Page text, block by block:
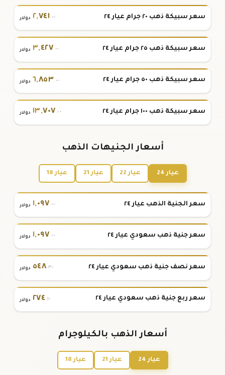
سعر سبيكة ذهب ٢٠ جرام عيار ٢٤ ٢,٧٤١.٠٠ دولار
سعر سبيكة ذهب ٢٥ جرام عيار ٢٤ ٣,٤٢٧.٠٠ دولار
سعر سبيكة ذهب ٥٠ جرام عيار ٢٤ ٦,٨٥٣.٠٠ دولار
سعر سبيكة ذهب ١٠٠ جرام عيار ٢٤ ١٣,٧٠٧.٠٠ دولار
أسعار الجنيهات الذهب
عيار 24 عيار 22 عيار 21 عيار 18
سعر الجنية الذهب عيار ٢٤ ١,٠٩٧.٠٠ دولار
سعر جنية ذهب سعودي عيار ٢٤ ١,٠٩٧.٠٠ دولار
سعر نصف جنية ذهب سعودي عيار ٢٤ ٥٤٨.٣٠ دولار
سعر ربع جنية ذهب سعودي عيار ٢٤ ٢٧٤.١٠ دولار
أسعار الذهب بالكيلوجرام
عيار 24 عيار 21 عيار 18